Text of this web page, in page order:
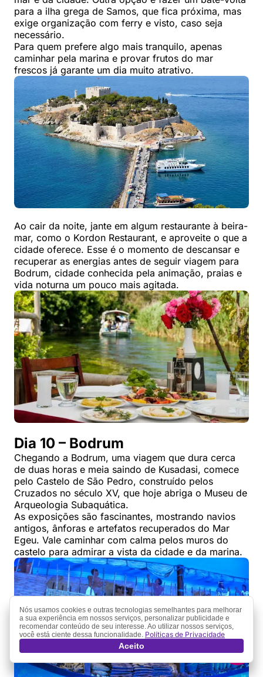
para a ilha grega de Samos, que fica próxima, mas
exige organização com ferry e visto, caso seja
necessário.
Para quem prefere algo mais tranquilo, apenas
caminhar pela marina e provar frutos do mar
frescos já garante um dia muito atrativo.
Ao cair da noite, jante em algum restaurante à beira-
mar, como o Kordon Restaurant, e aproveite o que a
cidade oferece. Esse é o momento de descansar e
recuperar as energias antes de seguir viagem para
Bodrum, cidade conhecida pela animação, praias e
vida noturna um pouco mais agitada.
Dia 10 – Bodrum
Chegando a Bodrum, uma viagem que dura cerca
de duas horas e meia saindo de Kusadasi, comece
pelo Castelo de São Pedro, construído pelos
Cruzados no século XV, que hoje abriga o Museu de
Arqueologia Subaquática.
As exposições são fascinantes, mostrando navios
antigos, ânforas e artefatos recuperados do Mar
Egeu. Vale caminhar com calma pelos muros do
castelo para admirar a vista da cidade e da marina.
Nós usamos cookies e outras tecnologias semelhantes para melhorar
a sua experiência em nossos serviços, personalizar publicidade e
recomendar conteúdo de seu interesse. Ao utilizar nossos serviços,
você está ciente dessa funcionalidade. Políticas de Privacidade
Aceito